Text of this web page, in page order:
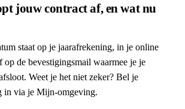
jouw contract af, en wat nu
staat op je jaarafrekening, in je online
de bevestigingsmail waarmee je je
Weet je het niet zeker? Bel je
in via je Mijn-omgeving.